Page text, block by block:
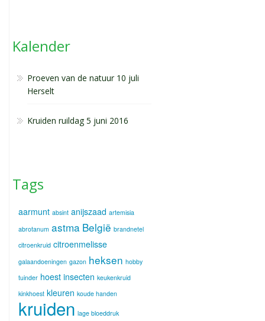
Kalender
Proeven van de natuur 10 juli
Herselt
Kruiden ruildag 5 juni 2016
Tags
aarmunt absint anijszaad artemisia
abrotanum astma België brandnetel
citroenkruid citroenmelisse
galaandoeningen gazon heksen hobby
tuinder hoest insecten keukenkruid
kinkhoest kleuren koude handen
kruiden lage bloeddruk